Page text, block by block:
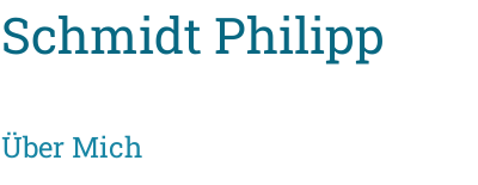
Schmidt Philipp
Über Mich